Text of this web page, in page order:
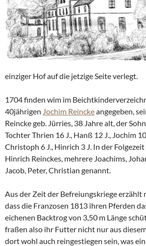
einziger Hof auf die jetzige Seite verlegt.
1704 finden wim im
40jährigen Jochim Reinckeangegeben,
Reincke geb. Jürries, 38 Jahre alt, der
Tochter Thrien 16 J., Hanß 12 J., Jochim
Christoph 6 J., Hinrich 3 J. In der
Hinrich Reinckes, mehrere Joachims,
Jacob, Peter, Christian genannt.
Aus der Zeit der Befreiungskriege erzählt
dass die Franzosen 1813 ihren Pferden
eichenen Backtrog von 3,50 m Länge
fraßen also ihr Futter nicht nur aus
dort wohl auch reingestiegen sein, was